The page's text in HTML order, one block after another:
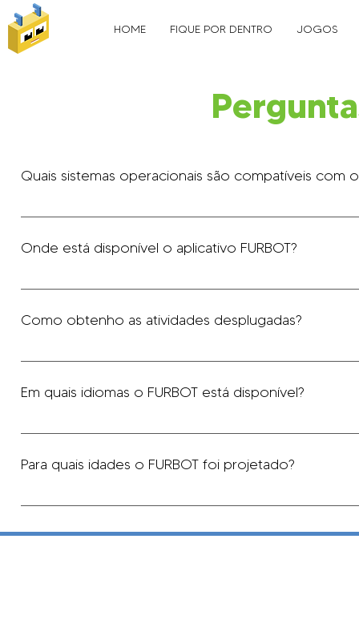
HOME FIQUE POR DENTRO JOGOS
Quais sistemas operacionais são compatíveis com
O FURBOT e a Arena de Jogos estão disponíveis para
Onde está disponível o aplicativo FURBOT?
Você pode fazer o download do jogo aqui.
Como obtenho as atividades desplugadas?
Você pode ter acesso as atividades desplugadas aqui.
Em quais idiomas o FURBOT está disponível?
No momento, os jogos e atividades do FURBOT estão
Para quais idades o FURBOT foi projetado?
O FURBOT pode ser aplicado desde os três anos de